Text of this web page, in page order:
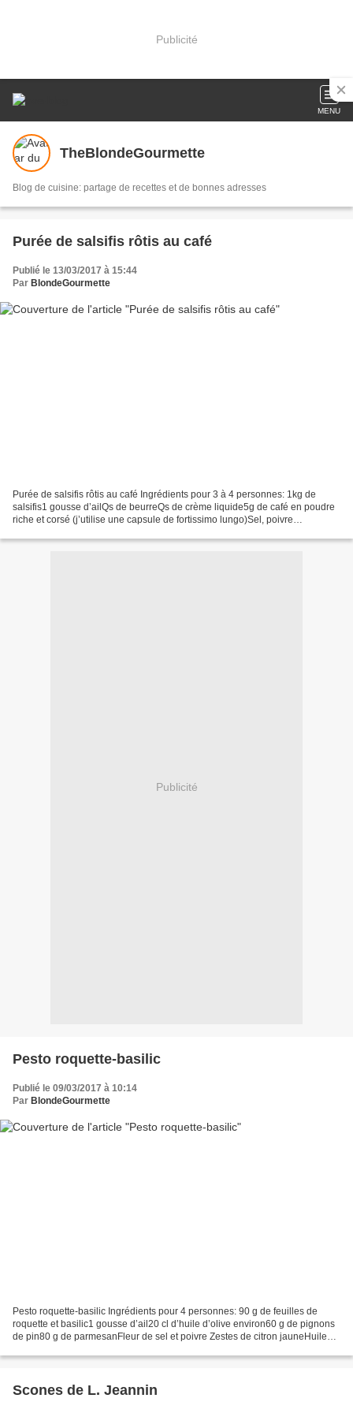
Publicité
MENU
TheBlondeGourmette
Blog de cuisine: partage de recettes et de bonnes adresses
Purée de salsifis rôtis au café
Publié le 13/03/2017 à 15:44
Par BlondeGourmette
Purée de salsifis rôtis au café Ingrédients pour 3 à 4 personnes: 1kg de
salsifis1 gousse d’ailQs de beurreQs de crème liquide5g de café en poudre
riche et corsé (j’utilise une capsule de fortissimo lungo)Sel, poivre
Publicité
Pesto roquette-basilic
Publié le 09/03/2017 à 10:14
Par BlondeGourmette
Pesto roquette-basilic Ingrédients pour 4 personnes: 90 g de feuilles de
roquette et basilic1 gousse d’ail20 cl d’huile d’olive environ60 g de pignons
de pin80 g de parmesanFleur de sel et poivre Zestes de citron jauneHuile
Scones de L. Jeannin